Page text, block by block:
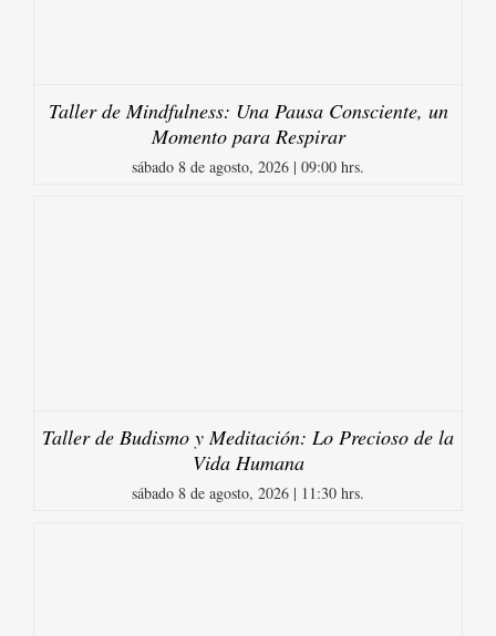
Taller de Mindfulness: Una Pausa Consciente, un
Momento para Respirar
sábado 8 de agosto, 2026 | 09:00 hrs.
Taller de Budismo y Meditación: Lo Precioso de la
Vida Humana
sábado 8 de agosto, 2026 | 11:30 hrs.